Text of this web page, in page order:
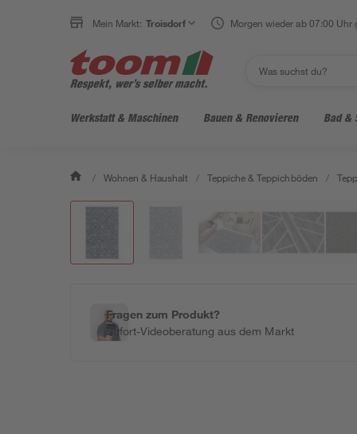
Mein Markt: Troisdorf Morgen wieder ab 07:00 Uhr
Werkstatt & Maschinen Bauen & Renovieren Bad &
/ Wohnen & Haushalt / Teppiche & Teppichböden /
Fragen zum Produkt?
Sofort-Videoberatung aus dem Markt